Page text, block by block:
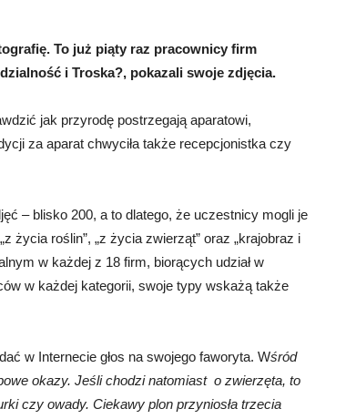
Abrys
To już piąty raz pracownicy firm
i Troska?, pokazali swoje zdjęcia.
jak przyrodę postrzegają aparatowi,
za aparat chwyciła także recepcjonistka czy
– blisko 200, a to dlatego, że uczestnicy mogli je
życia roślin”, „z życia zwierząt” oraz „krajobraz i
w każdej z 18 firm, biorących udział w
w każdej kategorii, swoje typy wskażą także
w Internecie głos na swojego faworyta. Wśród
okazy. Jeśli chodzi natomiast o zwierzęta, to
czy owady. Ciekawy plon przyniosła trzecia